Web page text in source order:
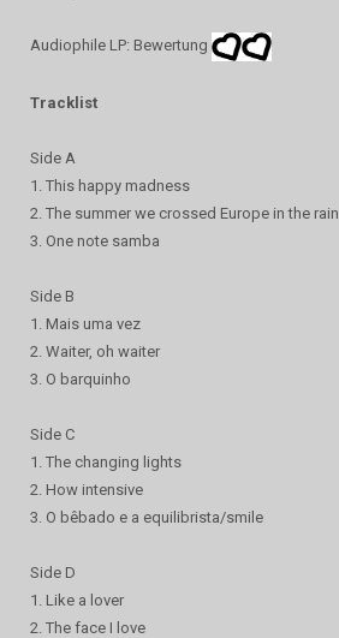
Audiophile LP: Bewertung
Tracklist
Side A
1. This happy madness
2. The summer we crossed Europe in the rain
3. One note samba
Side B
1. Mais uma vez
2. Waiter, oh waiter
3. O barquinho
Side C
1. The changing lights
2. How intensive
3. O bêbado e a equilibrista/smile
Side D
1. Like a lover
2. The face I love